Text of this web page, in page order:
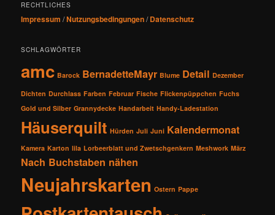
RECHTLICHES
Impressum /Nutzungsbedingungen/Datenschutz
SCHLAGWÖRTER
amc Barock BernadetteMayr Blume Detail Dezember
Dichten Durchlass Farben Februar Fische Flickenpüppchen Fuchs
Gold und Silber Grannydecke Handarbeit Handy-Ladestation
Häuserquilt Hürden Juli Juni Kalendermonat
Kamera Karton lila Lorbeerblatt und Zwetschgenkern Meshwork März
Nach Buchstaben nähen
Neujahrskarten Ostern Pappe